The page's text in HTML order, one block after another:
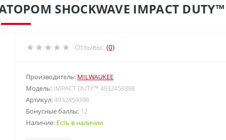
SHOCKWAVE IMPACT DUTY™
Отзывы: (0)
Производитель: MILWAUKEE
Модель: IMPACT DUTY™ 4932459398
Артикул:4932459398
Бонусные баллы: 12
Наличие: Есть в наличии